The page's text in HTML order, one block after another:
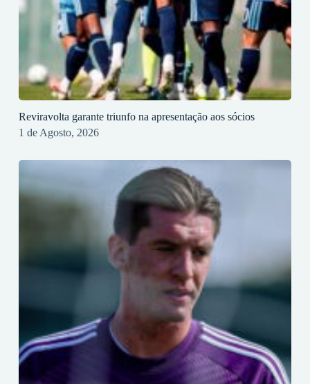
Reviravolta garante triunfo na apresentação aos sócios
1 de Agosto, 2026